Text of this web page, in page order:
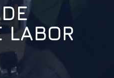
LABOR